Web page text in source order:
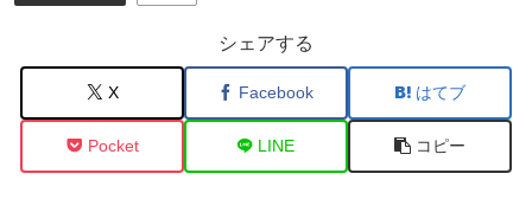
シェアする
X Facebook はてブ
Pocket LINE コピー